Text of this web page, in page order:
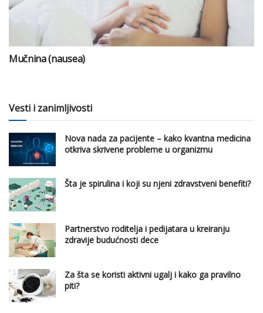
Mučnina (nausea)
Vesti i zanimljivosti
Nova nada za pacijente – kako kvantna medicina
otkriva skrivene probleme u organizmu
Šta je spirulina i koji su njeni zdravstveni benefiti?
Partnerstvo roditelja i pedijatara u kreiranju
zdravije budućnosti dece
Za šta se koristi aktivni ugalj i kako ga pravilno
piti?